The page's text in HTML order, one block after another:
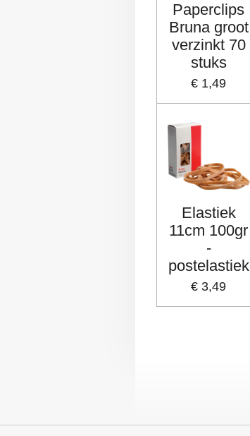
Paperclips
Bruna groot
verzinkt 70
stuks
€ 1,49
Elastiek
11cm 100gr
-
postelastiek
€ 3,49